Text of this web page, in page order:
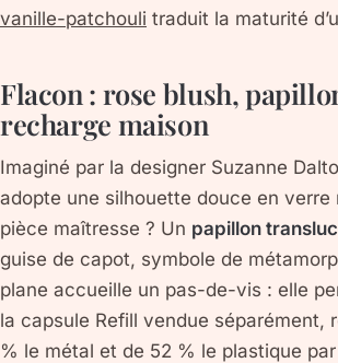
vanille-patchouli traduit la maturité
Flacon : rose blush,
recharge maison
Imaginé par la designer Suzanne
adopte une silhouette douce en verre
pièce maîtresse ? Un papillon
guise de capot, symbole de
plane accueille un pas-de-vis : elle
la capsule Refill vendue séparément,
% le métal et de 52 % le plastique